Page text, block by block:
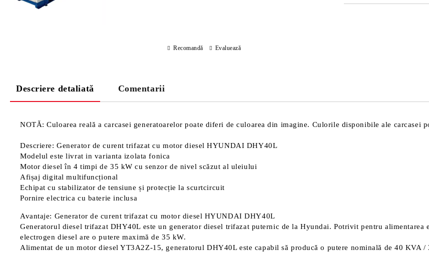
Recomandă Evaluează
Descriere detaliată Comentarii
NOTĂ: Culoarea reală a carcasei generatoarelor poate diferi de culoarea din imagine. Culorile disponibile ale carcasei
Descriere: Generator de curent trifazat cu motor diesel HYUNDAI DHY40L
Modelul este livrat in varianta izolata fonica
Motor diesel în 4 timpi de 35 kW cu senzor de nivel scăzut al uleiului
Afișaj digital multifuncțional
Echipat cu stabilizator de tensiune și protecție la scurtcircuit
Pornire electrica cu baterie inclusa
Avantaje: Generator de curent trifazat cu motor diesel HYUNDAI DHY40L
Generatorul diesel trifazat DHY40L este un generator diesel trifazat puternic de la Hyundai. Potrivit pentru alimentarea
electrogen diesel are o putere maximă de 35 kW.
Alimentat de un motor diesel YT3A2Z-15, generatorul DHY40L este capabil să producă o putere nominală de 40 KVA /